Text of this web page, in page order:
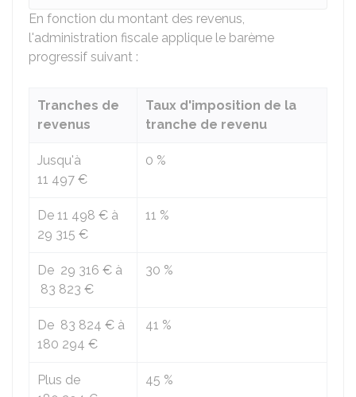
En fonction du montant des revenus,
l'administration fiscale applique le barème
progressif suivant :
Tranches de
revenus
Taux d'imposition de la
tranche de revenu
Jusqu'à
11 497 €
0 %
De 11 498 € à
29 315 €
11 %
De 29 316 € à
83 823 €
30 %
De 83 824 € à
180 294 €
41 %
Plus de
45 %